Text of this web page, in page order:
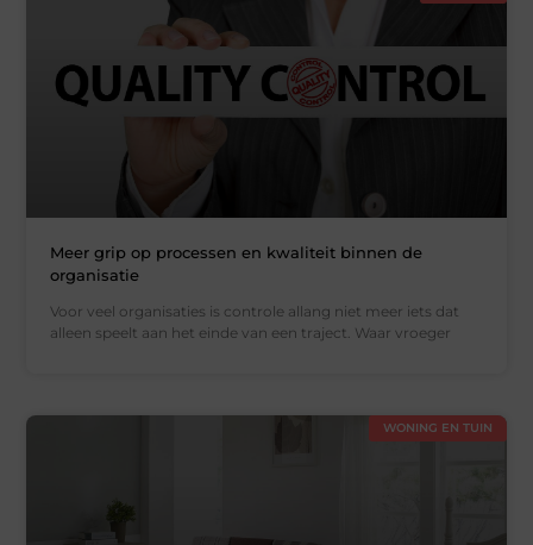
Meer grip op processen en kwaliteit binnen de
organisatie
Voor veel organisaties is controle allang niet meer iets dat
alleen speelt aan het einde van een traject. Waar vroeger
WONING EN TUIN